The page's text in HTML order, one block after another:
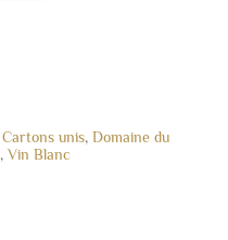
Cartons unis, Domaine du
, Vin Blanc